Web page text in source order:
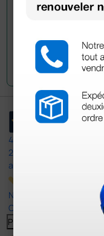
4,5
23
avis
Nos avis 4 et 5 étoiles.
Cliquez ici pour tous les
Previous